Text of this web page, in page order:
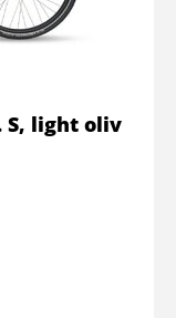
S, light oliv